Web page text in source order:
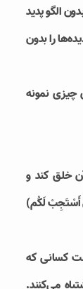
الگو پدید
را بدون
چیزی نمونه
خلق کند و
أَسْتَجِبْ لَكُم)
کسانی که